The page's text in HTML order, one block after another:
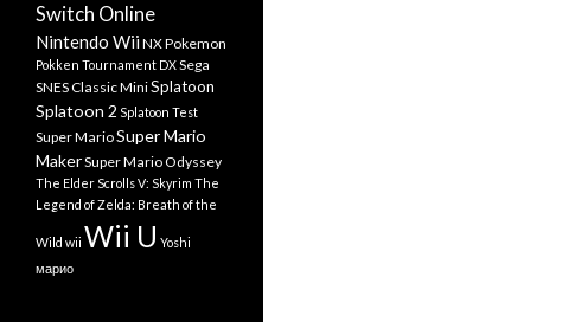
Switch Online
Nintendo WiiNXPokemon
Pokken Tournament DXSega
SNES Classic MiniSplatoon
Splatoon 2 Splatoon Test
Super MarioSuper Mario
MakerSuper Mario Odyssey
The Elder Scrolls V: Skyrim The
Legend of Zelda: Breath of the
Wild wii Wii U Yoshi
марио